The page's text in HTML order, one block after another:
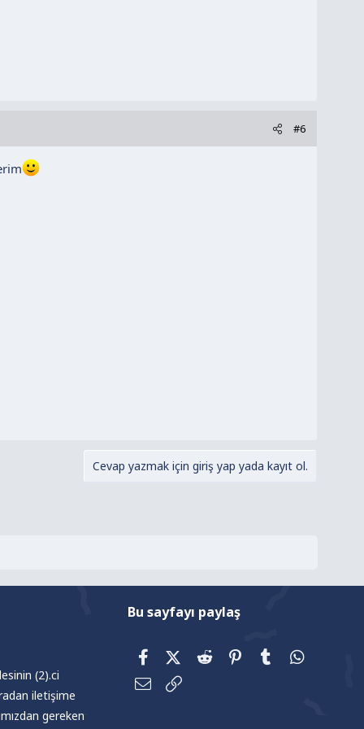
#6
Cevap yazmak için giriş yap yada kayıt ol.
(2).ci
iletişime
gereken
Bu sayfayı paylaş
FacebookX (Twitter)
Reddit Pinterest
Tumblr
E-posta